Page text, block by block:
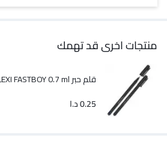
منتجات اخرى قد تهمك
قلم حبر LEXI FASTBOY 0.7 ml
0.25د.ا